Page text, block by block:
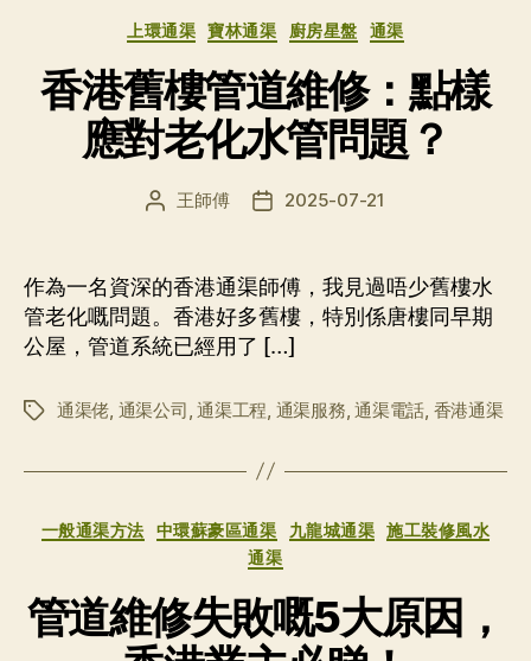
分
上環通渠 寶林通渠 廚房星盤 通渠
香港舊樓管道維修：點樣
應對老化水管問題？
文
者
王師傅
发
期
2025-07-21
作為一名資深的香港通渠師傅，我見過唔少舊樓水
管老化嘅問題。香港好多舊樓，特別係唐樓同早期
公屋，管道系統已經用了 […]
标
通渠佬 通渠公司 ,通渠工程 通渠服務 ,通渠電話 香港通渠
分
类
一般通渠方法 中環蘇豪區通渠 九龍城通渠 施工裝修風水
通渠
管道維修失敗嘅5大原因，